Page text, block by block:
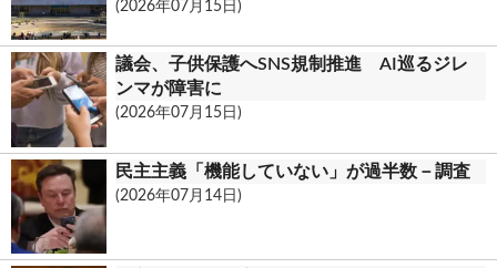
(2026年07月15日)
議会、子供保護へSNS規制推進 AI巡るジレ
ンマが障害に
(2026年07月15日)
民主主義「機能していない」が過半数－調査
(2026年07月14日)